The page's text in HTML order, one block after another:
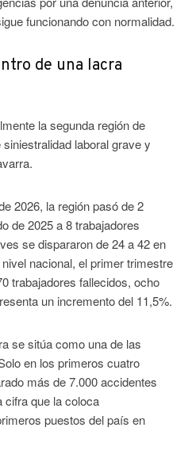
funcionando con normalidad.
de una lacra
la segunda región de
laboral grave y
2026, la región pasó de 2
de 2025 a 8 trabajadores
se dispararon de 24 a 42 en
nacional, el primer trimestre
trabajadores fallecidos, ocho
un incremento del 11,5%.
se sitúa como una de las
en los primeros cuatro
más de 7.000 accidentes
cifra que la coloca
puestos del país en